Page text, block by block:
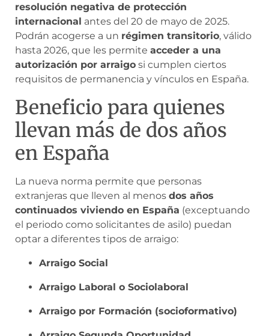
resolución negativa de protección
internacional antes del 20 de mayo de 2025.
Podrán acogerse a un régimen transitorio, válido
hasta 2026, que les permite acceder a una
autorización por arraigo si cumplen ciertos
requisitos de permanencia y vínculos en España.
Beneficio para quienes
llevan más de dos años
en España
La nueva norma permite que personas
extranjeras que lleven al menos dos años
continuados viviendo en España (exceptuando
el periodo como solicitantes de asilo) puedan
optar a diferentes tipos de arraigo:
Arraigo Social
Arraigo Laboral o Sociolaboral
Arraigo por Formación (socioformativo)